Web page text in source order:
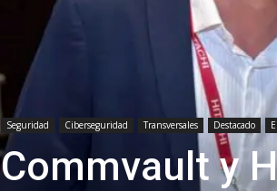
Seguridad Ciberseguridad Transversales Destacado
Commvault y